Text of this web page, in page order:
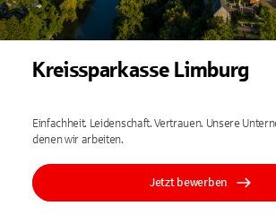
Kreissparkasse Limburg
Einfachheit. Leidenschaft. Vertrauen. Unsere
denen wir arbeiten.
Jetzt bewerben